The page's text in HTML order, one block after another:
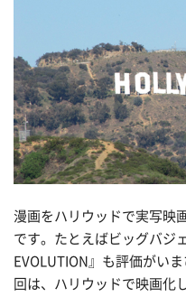
漫画をハリウッドで実写映
です。たとえばビッグバジ
EVOLUTION』も評価がい
回は、ハリウッドで映画化